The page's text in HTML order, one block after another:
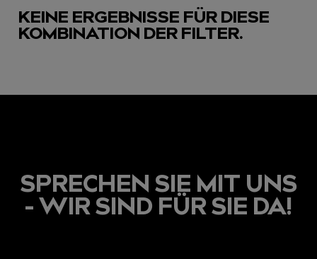
KEINE ERGEBNISSE FÜR DIESE
KOMBINATION DER FILTER.
SPRECHEN SIE MIT UNS
- WIR SIND FÜR SIE DA!